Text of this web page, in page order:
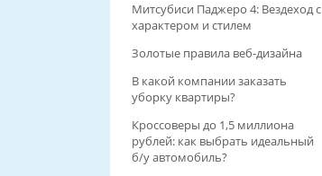
Митсубиси Паджеро 4: Вездеход с
характером и стилем
Золотые правила веб-дизайна
В какой компании заказать
уборку квартиры?
Кроссоверы до 1,5 миллиона
рублей: как выбрать идеальный
б/у автомобиль?